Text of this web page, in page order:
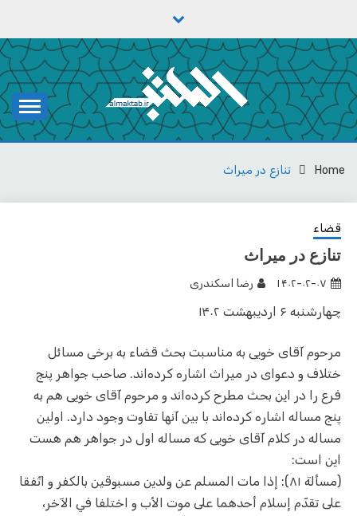
content
مکتب
یادداشت‌های رضا اسکندری
Home تنازع در میراث
قضاء
تنازع در میراث
۱۴۰۲-۰۲-۰۷ رضا اسکندری
چهارشنبه ۶ اردیبهشت ۱۴۰۲
مرحوم آقای خویی به مناسبت بحث قضاء به برخی مسائل
ختلاف و دعوای در میراث اشاره کرده‌اند. صاحب جواهر پنج
فرع را در این بحث مطرح کرده‌اند و مرحوم آقای خویی هم به
پنج مساله اشاره کرده‌اند با بین آنها تفاوت وجود دارد. اولین
مساله در کلام آقای خویی که مساله اول در جواهر هم هست
این است:
(مسألة ۸۱): إذا مات المسلم عن ولدين مسبوقين بالكفر و اتّفقا
على تقدّم إسلام أحدهما على موت الأب و اختلفا في الآخر،